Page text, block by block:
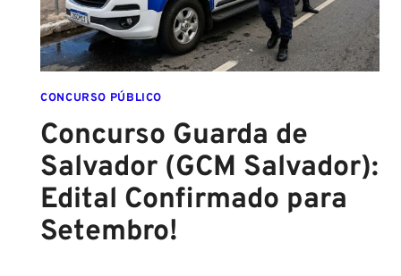
CONCURSO PÚBLICO
Concurso Guarda de
Salvador (GCM Salvador):
Edital Confirmado para
Setembro!